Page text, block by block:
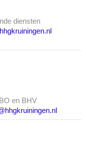
diensten
en BHV